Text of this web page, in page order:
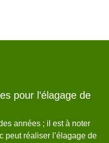
pour l’élagage de
années ; il est à noter
peut réaliser l’élagage de